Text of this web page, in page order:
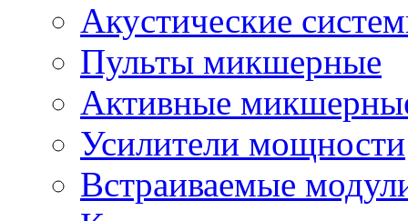
Акустические
Пульты микшерные
Активные
Усилители мощности
Встраиваемые